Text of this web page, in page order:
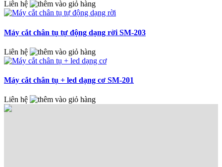
Liên hệ
Máy cắt chân tụ tự động dạng rời SM-203
Liên hệ
Máy cắt chân tụ + led dạng cơ SM-201
Liên hệ